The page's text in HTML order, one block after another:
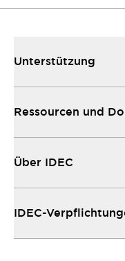
Unterstützung
Ressourcen und
Über IDEC
IDEC-